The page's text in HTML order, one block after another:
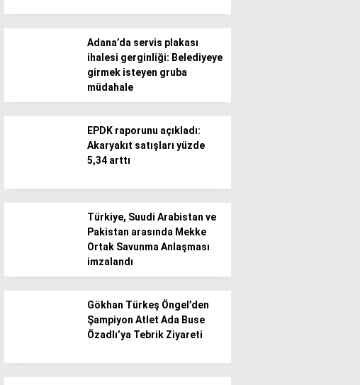
Adana’da servis plakası
ihalesi gerginliği: Belediyeye
girmek isteyen gruba
müdahale
EPDK raporunu açıkladı:
Akaryakıt satışları yüzde
5,34 arttı
Türkiye, Suudi Arabistan ve
Pakistan arasında Mekke
Ortak Savunma Anlaşması
imzalandı
Gökhan Türkeş Öngel’den
Şampiyon Atlet Ada Buse
Özadlı’ya Tebrik Ziyareti